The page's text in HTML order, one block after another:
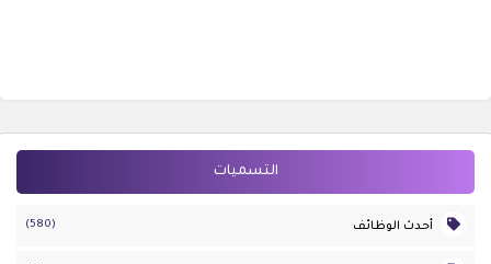
التسميات
أحدث الوظائف (580)